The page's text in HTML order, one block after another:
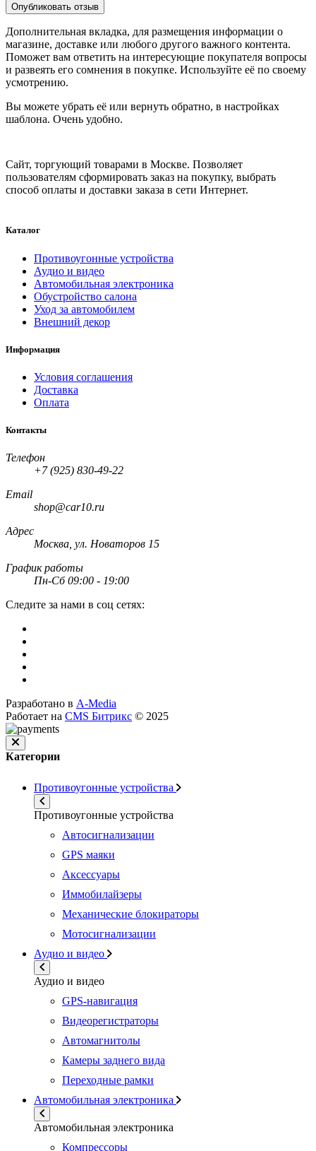
Опубликовать отзыв
Дополнительная вкладка, для размещения информации о
магазине, доставке или любого другого важного контента.
Поможет вам ответить на интересующие покупателя вопросы
и развеять его сомнения в покупке. Используйте её по своему
усмотрению.
Вы можете убрать её или вернуть обратно, в настройках
шаблона. Очень удобно.
Сайт, торгующий товарами в Москве. Позволяет
пользователям сформировать заказ на покупку, выбрать
способ оплаты и доставки заказа в сети Интернет.
Каталог
Противоугонные устройства
Аудио и видео
Автомобильная электроника
Обустройство салона
Уход за автомобилем
Внешний декор
Информация
Условия соглашения
Доставка
Оплата
Контакты
Телефон
+7 (925) 830-49-22
Email
shop@car10.ru
Адрес
Москва, ул. Новаторов 15
График работы
Пн-Сб 09:00 - 19:00
Следите за нами в соц сетях:
Разработано в A-Media
Работает на CMS Битрикс © 2025
Категории
Противоугонные устройства
Противоугонные устройства
Автосигнализации
GPS маяки
Аксессуары
Иммобилайзеры
Механические блокираторы
Мотосигнализации
Аудио и видео
Аудио и видео
GPS-навигация
Видеорегистраторы
Автомагнитолы
Камеры заднего вида
Переходные рамки
Автомобильная электроника
Автомобильная электроника
Компрессоры